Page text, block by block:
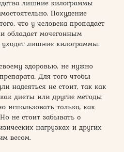
лишние килограммы
Похудение
что у человека пропадает
обладает мочегонным
уходят лишние килограммы.
здоровью, не нужно
Для того чтобы
надеяться не стоит, так как
диеты или другие методы
использовать только, как
не стоит забывать о
нагрузках и других
весом.